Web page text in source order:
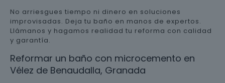
No arriesgues tiempo ni dinero en soluciones
improvisadas. Deja tu baño en manos de expertos.
Llámanos y hagamos realidad tu reforma con calidad
y garantía.
Reformar un baño con microcemento en
Vélez de Benaudalla, Granada